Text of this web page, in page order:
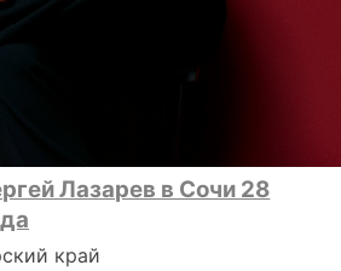
Лазарев в Сочи 28
край